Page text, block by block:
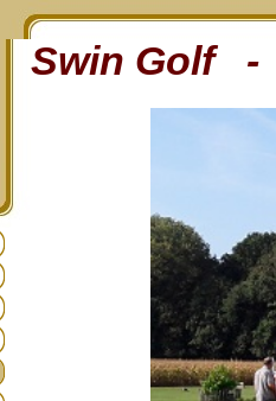
Swin Golf -